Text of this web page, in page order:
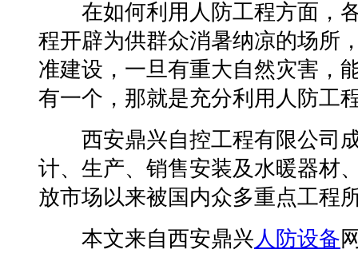
在如何利用人防工程方面，各
程开辟为供群众消暑纳凉的场所
准建设，一旦有重大自然灾害，
有一个，那就是充分利用人防工
西安鼎兴自控工程有限公司成
计、生产、销售安装及水暖器材
放市场以来被国内众多重点工程
本文来自西安鼎兴人防设备